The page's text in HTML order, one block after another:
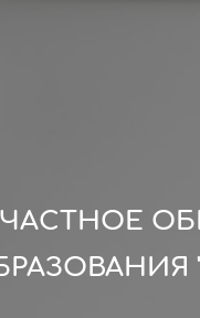
ЧАСТНОЕ